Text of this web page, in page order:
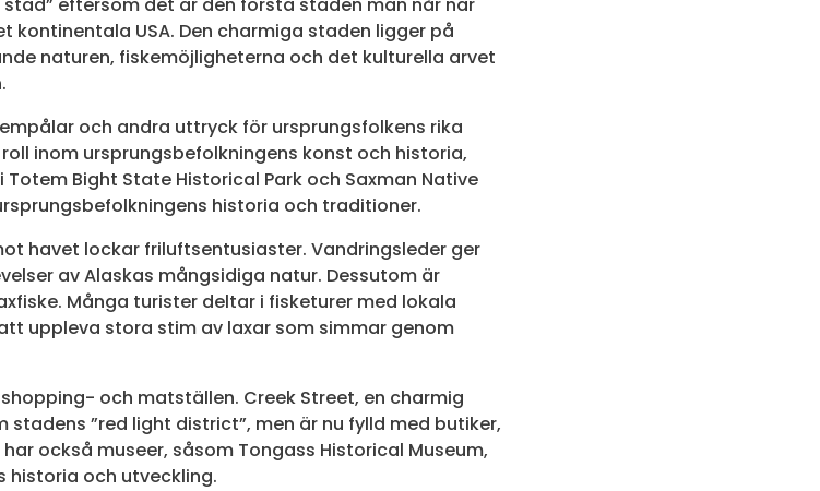
eftersom det är den första staden man når när
kontinentala USA. Den charmiga staden ligger på
naturen, fiskemöjligheterna och det kulturella arvet
och andra uttryck för ursprungsfolkens rika
inom ursprungsbefolkningens konst och historia,
Bight State Historical Park och Saxman Native
historia och traditioner.
havet lockar friluftsentusiaster. Vandringsleder ger
av Alaskas mångsidiga natur. Dessutom är
Många turister deltar i fisketurer med lokala
uppleva stora stim av laxar som simmar genom
och matställen. Creek Street, en charmig
”red light district”, men är nu fylld med butiker,
också museer, såsom Tongass Historical Museum,
historia och utveckling.